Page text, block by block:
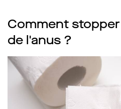
Comment
de l'anus ?